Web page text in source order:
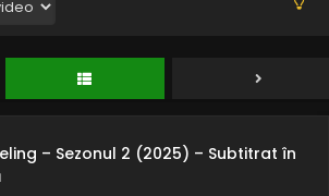
– Sezonul 2 (2025) – Subtitrat în
țintă
Leveling – Sezonul 2 Episodul 12 – Ești
oamenilor?